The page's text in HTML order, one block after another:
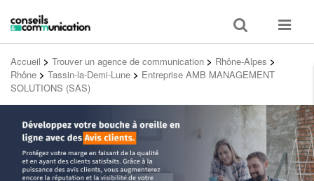
Toggle
search
Toggle
Accueil > Trouver un agence de communication > Rhône-Alpes >
Rhône > Tassin-la-Demi-Lune > Entreprise AMB MANAGEMENT
SOLUTIONS (SAS)